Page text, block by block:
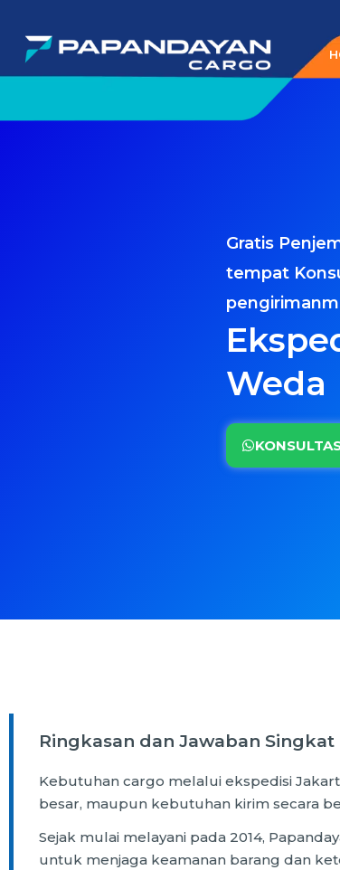
konten
Gratis
tempat
Weda
Ringkasan dan Jawaban Singkat
Kebutuhan cargo melalui ekspedisi
besar, maupun kebutuhan kirim secara
Sejak mulai melayani pada 2014,
untuk menjaga keamanan barang dan